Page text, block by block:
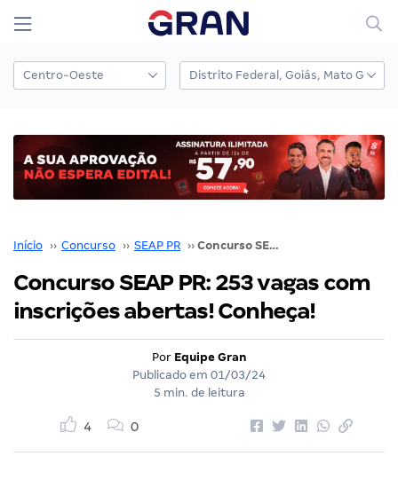
Início ›› Concurso ›› SEAP PR ›› Concurso SEAP PR: 253 vagas com inscrições abertas! Conheça!
Concurso SEAP PR: 253 vagas com
inscrições abertas! Conheça!
Por Equipe Gran
Publicado em 01/03/24
5 min. de leitura
4 0